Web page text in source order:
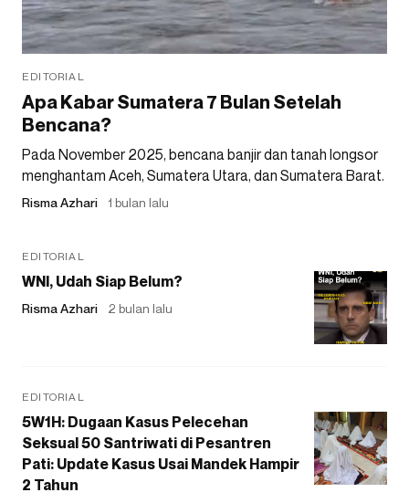
EDITORIAL
Apa Kabar Sumatera 7 Bulan Setelah
Bencana?
Pada November 2025, bencana banjir dan tanah longsor
menghantam Aceh, Sumatera Utara, dan Sumatera Barat.
Risma Azhari 1 bulan lalu
EDITORIAL
WNI, Udah Siap Belum?
Risma Azhari 2 bulan lalu
EDITORIAL
5W1H: Dugaan Kasus Pelecehan
Seksual 50 Santriwati di Pesantren
Pati: Update Kasus Usai Mandek Hampir
2 Tahun